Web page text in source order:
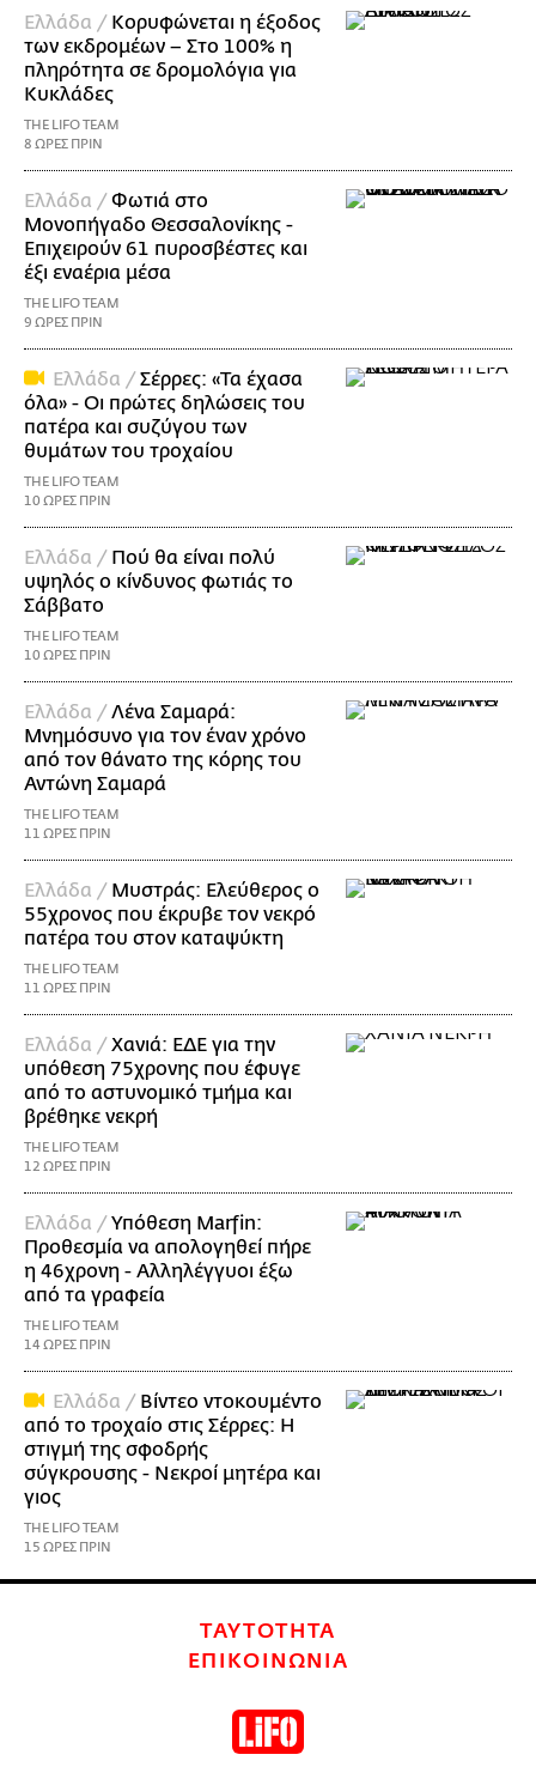
Ελλάδα / Κορυφώνεται η έξοδος
των εκδρομέων – Στο 100% η
πληρότητα σε δρομολόγια για
Κυκλάδες
THE LIFO TEAM
8 ΩΡΕΣ ΠΡΙΝ
Ελλάδα /Φωτιά στο
Μονοπήγαδο Θεσσαλονίκης -
Επιχειρούν 61 πυροσβέστες και
έξι εναέρια μέσα
THE LIFO TEAM
9 ΩΡΕΣ ΠΡΙΝ
Ελλάδα /Σέρρες: «Τα έχασα
όλα» - Οι πρώτες δηλώσεις του
πατέρα και συζύγου των
θυμάτων του τροχαίου
THE LIFO TEAM
10 ΩΡΕΣ ΠΡΙΝ
Ελλάδα / Πού θα είναι πολύ
υψηλός ο κίνδυνος φωτιάς το
Σάββατο
THE LIFO TEAM
10 ΩΡΕΣ ΠΡΙΝ
Ελλάδα /Λένα Σαμαρά:
Μνημόσυνο για τον έναν χρόνο
από τον θάνατο της κόρης του
Αντώνη Σαμαρά
THE LIFO TEAM
11 ΩΡΕΣ ΠΡΙΝ
Ελλάδα / Μυστράς: Ελεύθερος ο
55χρονος που έκρυβε τον νεκρό
πατέρα του στον καταψύκτη
THE LIFO TEAM
11 ΩΡΕΣ ΠΡΙΝ
Ελλάδα /Χανιά: ΕΔΕ για την
υπόθεση 75χρονης που έφυγε
από το αστυνομικό τμήμα και
βρέθηκε νεκρή
THE LIFO TEAM
12 ΩΡΕΣ ΠΡΙΝ
Ελλάδα /Υπόθεση Marfin:
Προθεσμία να απολογηθεί πήρε
η 46χρονη - Αλληλέγγυοι έξω
από τα γραφεία
THE LIFO TEAM
14 ΩΡΕΣ ΠΡΙΝ
Ελλάδα / Βίντεο ντοκουμέντο
από το τροχαίο στις Σέρρες: Η
στιγμή της σφοδρής
σύγκρουσης - Νεκροί μητέρα και
γιος
THE LIFO TEAM
15 ΩΡΕΣ ΠΡΙΝ
ΤΑΥΤΟΤΗΤΑ
ΕΠΙΚΟΙΝΩΝΙΑ